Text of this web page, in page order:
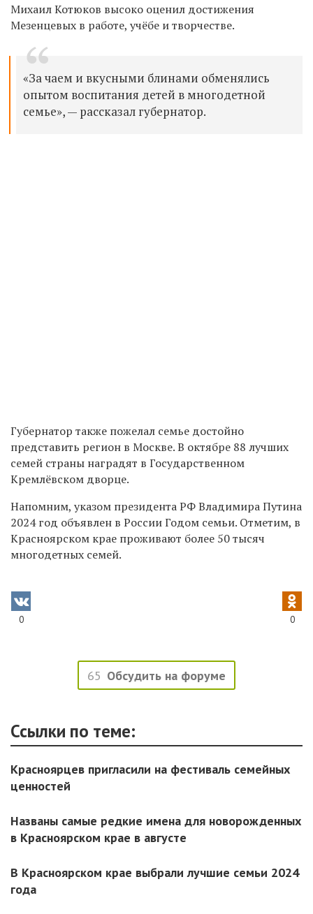
Михаил Котюков высоко оценил достижения
Мезенцевых в работе, учёбе и творчестве.
«За чаем и вкусными блинами обменялись
опытом воспитания детей в многодетной
семье», — рассказал губернатор.
Губернатор также пожелал семье достойно
представить регион в Москве. В октябре 88 лучших
семей страны наградят в Государственном
Кремлёвском дворце.
Напомним, указом президента РФ Владимира Путина
2024 год объявлен в России Годом семьи. Отметим, в
Красноярском крае проживают более 50 тысяч
многодетных семей.
0 0
65 Обсудить на форуме
Ссылки по теме:
Красноярцев пригласили на фестиваль семейных
ценностей
Названы самые редкие имена для новорожденных
в Красноярском крае в августе
В Красноярском крае выбрали лучшие семьи 2024
года